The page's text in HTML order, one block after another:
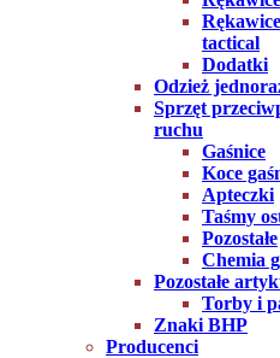
tactical
Dodatki
Odzież
Sprzęt
ruchu
Gaśnice
Koce
Apteczki
Taśmy
Pozostałe
Chemia
Pozostałe
Torby i
Znaki BHP
Producenci